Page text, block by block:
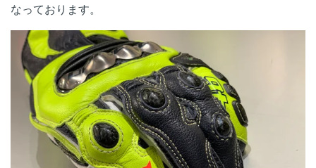
なっております。